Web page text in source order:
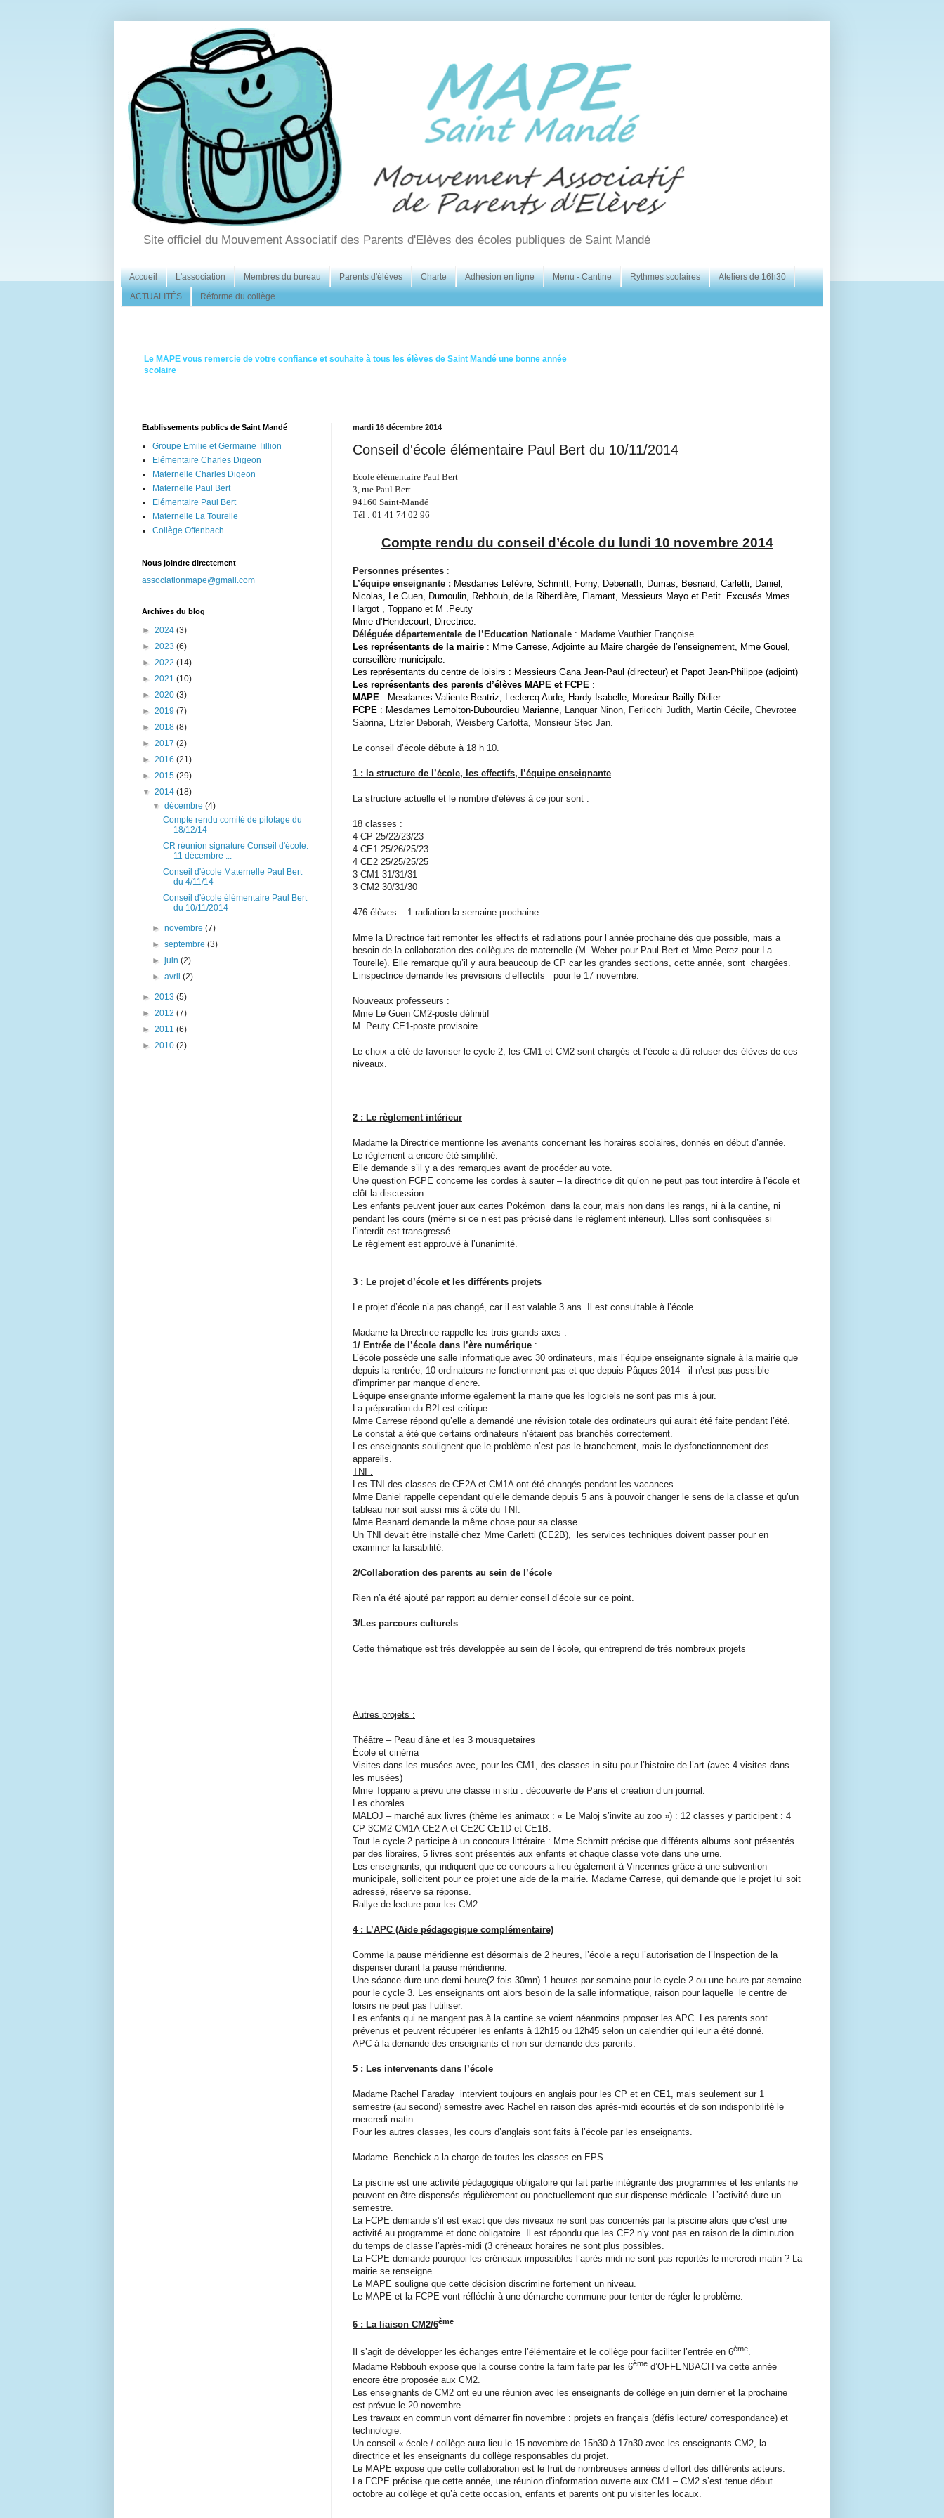
Site officiel du Mouvement Associatif des Parents d'Elèves des écoles publiques de Saint Mandé
Accueil L'association Membres du bureau Parents d'élèves Charte Adhésion en ligne Menu - Cantine Rythmes scolaires Ateliers de 16h30
ACTUALITÉS Réforme du collège
Le MAPE vous remercie de votre confiance et souhaite à tous les élèves de Saint Mandé une bonne année
scolaire
mardi 16 décembre 2014
Conseil d'école élémentaire Paul Bert du 10/11/2014
Ecole élémentaire Paul Bert
3, rue Paul Bert
94160 Saint-Mandé
Tél : 01 41 74 02 96
Compte rend u du conseil d’école du lundi 10 novembre 2014
Personnes présentes :
L’équipe enseignante : Mesdames Lefèvre, Schmitt, Forny, Debenath, Dumas, Besnard, Carletti, Daniel,
Nicolas, Le Guen, Dumoulin, Rebbouh, de la Riberdière, Flamant, Messieurs Mayo et Petit. Excusés Mmes
Hargot , Toppano et M .Peuty
Mme d’Hendecourt, Directrice.
Déléguée départementale de l’Education Nationale : Madame Vauthier Françoise
Les représentants de la mairie : Mme Carrese, Adjointe au Maire chargée de l’enseignement, Mme Gouel,
conseillère municipale.
Les représentants du centre de loisirs : Messieurs Gana Jean-Paul (directeur) et Papot Jean-Philippe (adjoint)
Les représentants des parents d’élèves MAPE et FCPE :
MAPE : Mesdames Valiente Beatriz, Leclercq Aude, Hardy Isabelle, Monsieur Bailly Didier.
FCPE : Mesdames Lemolton-Dubourdieu Marianne, Lanquar Ninon, Ferlicchi Judith, Martin Cécile, Chevrotee
Sabrina, Litzler Deborah, Weisberg Carlotta, Monsieur Stec Jan.
Le conseil d’école débute à 18 h 10.
1 : la structure de l’école, les effectifs, l’équipe enseignante
La structure actuelle et le nombre d’élèves à ce jour sont :
18 classes :
4 CP 25/22/23/23
4 CE1 25/26/25/23
4 CE2 25/25/25/25
3 CM1 31/31/31
3 CM2 30/31/30
476 élèves – 1 radiation la semaine prochaine
Mme la Directrice fait remonter les effectifs et radiations pour l’année prochaine dès que possible, mais a
besoin de la collaboration des collègues de maternelle (M. Weber pour Paul Bert et Mme Perez pour La
Tourelle). Elle remarque qu’il y aura beaucoup de CP car les grandes sections, cette année, sont chargées.
L’inspectrice demande les prévisions d’effectifs
pour le 17 novembre.
Nouveaux professeurs :
Mme Le Guen CM2-poste définitif
M. Peuty CE1-poste provisoire
Le choix a été de favoriser le cycle 2, les CM1 et CM2 sont chargés et l’école a dû refuser des élèves de ces
niveaux.
2 : Le règlement intérieur
Madame la Directrice mentionne les avenants concernant les horaires scolaires, donnés en début d’année.
Le règlement a encore été simplifié.
Elle demande s’il y a des remarques avant de procéder au vote.
Une question FCPE concerne les cordes à sauter – la directrice dit qu’on ne peut pas tout interdire à l’école et
clôt la discussion.
Les enfants peuvent jouer aux cartes Pokémon dans la cour, mais non dans les rangs, ni à la cantine, ni
pendant les cours (même si ce n’est pas précisé dans le règlement intérieur). Elles sont confisquées si
l’interdit est transgressé.
Le règlement est approuvé à l’unanimité.
3 : Le projet d’école et les différents projets
Le projet d’école n’a pas changé, car il est valable 3 ans. Il est consultable à l’école.
Madame la Directrice rappelle les trois grands axes :
1/ Entrée de l’école dans l’ère numérique :
L’école possède une salle informatique avec 30 ordinateurs, mais l’équipe enseignante signale à la mairie que
depuis la rentrée, 10 ordinateurs ne fonctionnent pas et que depuis Pâques 2014
il n’est pas possible
d’imprimer par manque d’encre.
L’équipe enseignante informe également la mairie que les logiciels ne sont pas mis à jour.
La préparation du B2I est critique.
Mme Carrese répond qu’elle a demandé une révision totale des ordinateurs qui aurait été faite pendant l’été.
Le constat a été que certains ordinateurs n’étaient pas branchés correctement.
Les enseignants soulignent que le problème n’est pas le branchement, mais le dysfonctionnement des
appareils.
TNI :
Les TNI des classes de CE2A et CM1A ont été changés pendant les vacances.
Mme Daniel rappelle cependant qu’elle demande depuis 5 ans à pouvoir changer le sens de la classe et qu’un
tableau noir soit aussi mis à côté du TNI.
Mme Besnard demande la même chose pour sa classe.
Un TNI devait être installé chez Mme Carletti (CE2B), les services techniques doivent passer pour en
examiner la faisabilité.
2/Collaboration des parents au sein de l’école
Rien n’a été ajouté par rapport au dernier conseil d’école sur ce point.
3/Les parcours culturels
Cette thématique est très développée au sein de l’école, qui entreprend de très nombreux projets
Autres projets :
Théâtre – Peau d’âne et les 3 mousquetaires
École et cinéma
Visites dans les musées avec, pour les CM1, des classes in situ pour l’histoire de l’art (avec 4 visites dans
les musées)
Mme Toppano a prévu une classe in situ : découverte de Paris et création d’un journal.
Les chorales
MALOJ – marché aux livres (thème les animaux : « Le Maloj s’invite au zoo ») : 12 classes y participent : 4
CP 3CM2 CM1A CE2 A et CE2C CE1D et CE1B.
Tout le cycle 2 participe à un concours littéraire : Mme Schmitt précise que différents albums sont présentés
par des libraires, 5 livres sont présentés aux enfants et chaque classe vote dans une urne.
Les enseignants, qui indiquent que ce concours a lieu également à Vincennes grâce à une subvention
municipale, sollicitent pour ce projet une aide de la mairie. Madame Carrese, qui demande que le projet lui soit
adressé, réserve sa réponse.
Rallye de lecture pour les CM2.
4 : L’APC (Aide pédagogique complémentaire)
Comme la pause méridienne est désormais de 2 heures, l’école a reçu l’autorisation de l’Inspection de la
dispenser durant la pause méridienne.
Une séance dure une demi-heure(2 fois 30mn) 1 heures par semaine pour le cycle 2 ou une heure par semaine
pour le cycle 3. Les enseignants ont alors besoin de la salle informatique, raison pour laquelle le centre de
loisirs ne peut pas l’utiliser.
Les enfants qui ne mangent pas à la cantine se voient néanmoins proposer les APC. Les parents sont
prévenus et peuvent récupérer les enfants à 12h15 ou 12h45 selon un calendrier qui leur a été donné.
APC à la demande des enseignants et non sur demande des parents.
5 : Les intervenants dans l’école
Madame Rachel Faraday intervient toujours en anglais pour les CP et en CE1, mais seulement sur 1
semestre (au second) semestre avec Rachel en raison des après-midi écourtés et de son indisponibilité le
mercredi matin.
Pour les autres classes, les cours d’anglais sont faits à l’école par les enseignants.
Madame Benchick a la charge de toutes les classes en EPS.
La piscine est une activité pédagogique obligatoire qui fait partie intégrante des programmes et les enfants ne
peuvent en être dispensés régulièrement ou ponctuellement que sur dispense médicale. L’activité dure un
semestre.
La FCPE demande s’il est exact que des niveaux ne sont pas concernés par la piscine alors que c’est une
activité au programme et donc obligatoire. Il est répondu que les CE2 n’y vont pas en raison de la diminution
du temps de classe l’après-midi (3 créneaux horaires ne sont plus possibles.
La FCPE demande pourquoi les créneaux impossibles l’après-midi ne sont pas reportés le mercredi matin ? La
mairie se renseigne.
Le MAPE souligne que cette décision discrimine fortement un niveau.
Le MAPE et la FCPE vont réfléchir à une démarche commune pour tenter de régler le problème.
6 : La liaison CM2/6ème
Il s’agit de développer les échanges entre l’élémentaire et le collège pour faciliter l’entrée en 6ème.
Madame Rebbouh expose que la course contre la faim faite par les 6ème d’OFFENBACH va cette année
encore être proposée aux CM2.
Les enseignants de CM2 ont eu une réunion avec les enseignants de collège en juin dernier et la prochaine
est prévue le 20 novembre.
Les travaux en commun vont démarrer fin novembre : projets en français (défis lecture/ correspondance) et
technologie.
Un conseil « école / collège aura lieu le 15 novembre de 15h30 à 17h30 avec les enseignants CM2, la
directrice et les enseignants du collège responsables du projet.
Le MAPE expose que cette collaboration est le fruit de nombreuses années d’effort des différents acteurs.
La FCPE précise que cette année, une réunion d’information ouverte aux CM1 – CM2 s’est tenue début
octobre au collège et qu’à cette occasion, enfants et parents ont pu visiter les locaux.
Etablissements publics de Saint Mandé
Groupe Emilie et Germaine Tillion
Elémentaire Charles Digeon
Maternelle Charles Digeon
Maternelle Paul Bert
Elémentaire Paul Bert
Maternelle La Tourelle
Collège Offenbach
Nous joindre directement
associationmape@gmail.com
Archives du blog
► 2024 (3)
► 2023 (6)
► 2022 (14)
► 2021 (10)
► 2020 (3)
► 2019 (7)
► 2018 (8)
► 2017 (2)
► 2016 (21)
► 2015 (29)
▼ 2014 (18)
▼décembre(4)
Compte rendu comité de pilotage du
18/12/14
CR réunion signature Conseil d'école.
11 décembre ...
Conseil d'école Maternelle Paul Bert
du 4/11/14
Conseil d'école élémentaire Paul Bert
du 10/11/2014
►novembre(7)
►septembre(3)
►juin(2)
►avril(2)
► 2013 (5)
► 2012 (7)
► 2011 (6)
► 2010 (2)